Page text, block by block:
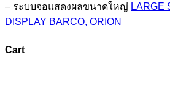
– ระบบจอแสดงผลขนาดใหญ่ LARGE
DISPLAY BARCO, ORION
Cart